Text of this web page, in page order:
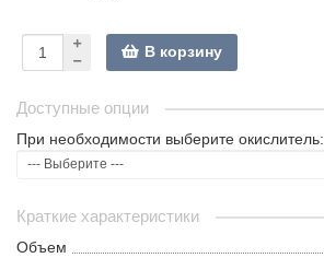
В корзину
Доступные опции
При необходимости выберите окислитель:
Краткие характеристики
Объем